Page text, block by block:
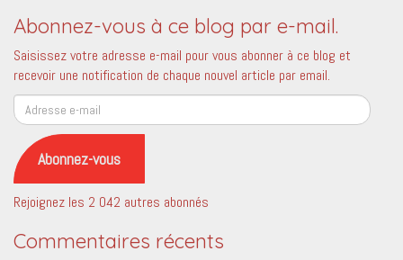
Abonnez-vous à ce blog par e-mail.
Saisissez votre adresse e-mail pour vous abonner à ce blog et
recevoir une notification de chaque nouvel article par email.
Adresse
e-
mail
Abonnez-vous
Rejoignez les 2 042 autres abonnés
Commentaires récents